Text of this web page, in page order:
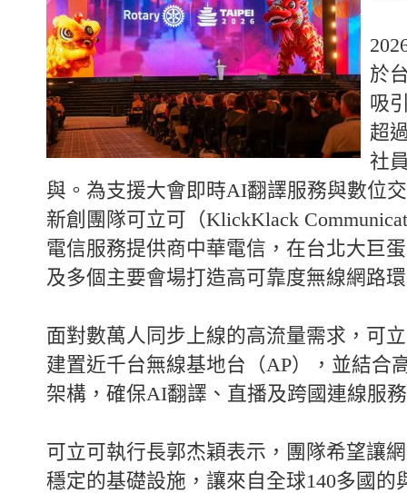
於
吸
超
社
與。為支援大會即時AI翻譯服務與數位
新創團隊可立可（KlickKlack
電信服務提供商中華電信，在台北大巨
及多個主要會場打造高可靠度無線網路
面對數萬人同步上線的高流量需求，可
建置近千台無線基地台（AP），並結合
架構，確保AI翻譯、直播及跨國連線服
可立可執行長郭杰穎表示，團隊希望讓
穩定的基礎設施，讓來自全球140多國的